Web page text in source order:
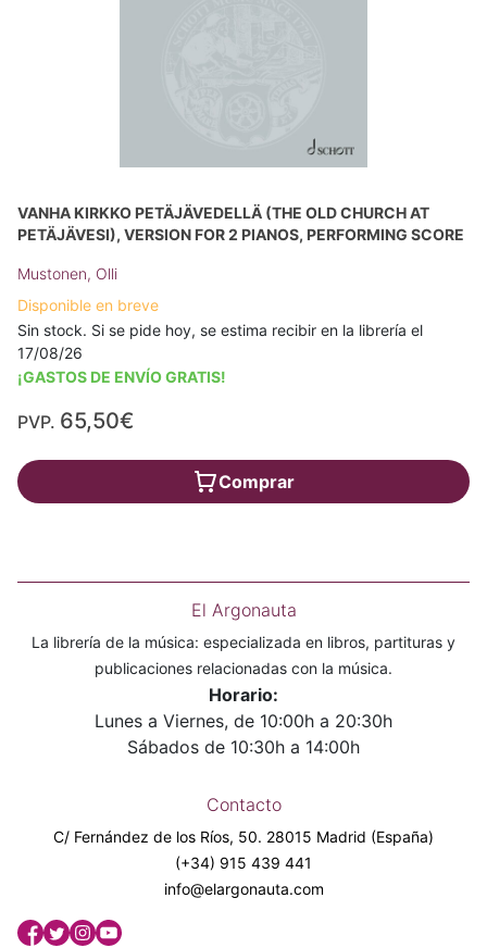
VANHA KIRKKO PETÄJÄVEDELLÄ (THE OLD CHURCH AT
PETÄJÄVESI), VERSION FOR 2 PIANOS, PERFORMING SCORE
Mustonen, Olli
Disponible en breve
Sin stock. Si se pide hoy, se estima recibir en la librería el
17/08/26
¡GASTOS DE ENVÍO GRATIS!
PVP. 65,50€
Comprar
El Argonauta
La librería de la música: especializada en libros, partituras y
publicaciones relacionadas con la música.
Horario:
Lunes a Viernes, de 10:00h a 20:30h
Sábados de 10:30h a 14:00h
Contacto
C/ Fernández de los Ríos, 50. 28015 Madrid (España)
(+34) 915 439 441
info@elargonauta.com